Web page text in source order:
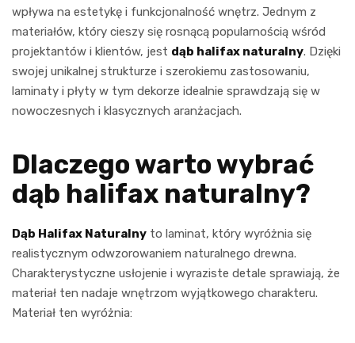
wpływa na estetykę i funkcjonalność wnętrz. Jednym z
materiałów, który cieszy się rosnącą popularnością wśród
projektantów i klientów, jest dąb halifax naturalny. Dzięki
swojej unikalnej strukturze i szerokiemu zastosowaniu,
laminaty i płyty w tym dekorze idealnie sprawdzają się w
nowoczesnych i klasycznych aranżacjach.
Dlaczego warto wybrać
dąb halifax naturalny?
Dąb Halifax Naturalny to laminat, który wyróżnia się
realistycznym odwzorowaniem naturalnego drewna.
Charakterystyczne usłojenie i wyraziste detale sprawiają, że
materiał ten nadaje wnętrzom wyjątkowego charakteru.
Materiał ten wyróżnia: